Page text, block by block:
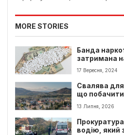
MORE STORIES
Банда
затримана
17 Вересня, 2024
Свалява для
що
13 Липня, 2026
водію, який